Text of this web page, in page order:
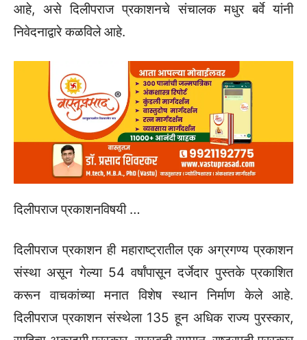
आहे, असे दिलीपराज प्रकाशनचे संचालक मधुर बर्वे यांनी
निवेदनाद्वारे कळविले आहे.
दिलीपराज प्रकाशनविषयी …
दिलीपराज प्रकाशन ही महाराष्ट्रातील एक अग्रगण्य प्रकाशन
संस्था असून गेल्या 54 वर्षांपासून दर्जेदार पुस्तके प्रकाशित
करून वाचकांच्या मनात विशेष स्थान निर्माण केले आहे.
दिलीपराज प्रकाशन संस्थेला 135 हून अधिक राज्य पुरस्कार,